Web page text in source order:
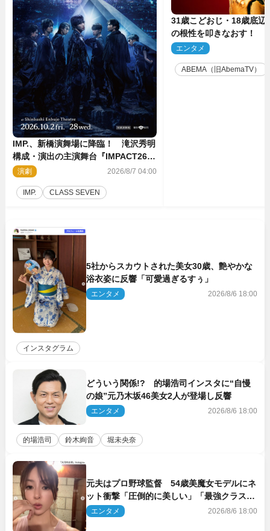
IMP.、新橋演舞場に降臨！ 滝沢秀明
構成・演出の主演舞台『IMPACT26』
上演決定
演劇 2026/8/7 04:00
IMP. CLASS SEVEN
31歳こどおじ・18歳底
の根性を叩きなおす！
ス』第2弾コーチ陣発表
エンタメ
ABEMA（旧AbemaTV）
5社からスカウトされた美女30歳、艶やかな
浴衣姿に反響「可愛過ぎるすぅ」
エンタメ 2026/8/6 18:00
インスタグラム
どういう関係!? 的場浩司インスタに“自慢
の娘”元乃木坂46美女2人が登場し反響
エンタメ 2026/8/6 18:00
的場浩司 鈴木絢音 堀未央奈
元夫はプロ野球監督 54歳美魔女モデルにネ
ット衝撃「圧倒的に美しい」「最強クラス」
「うっとり」
エンタメ 2026/8/6 18:00